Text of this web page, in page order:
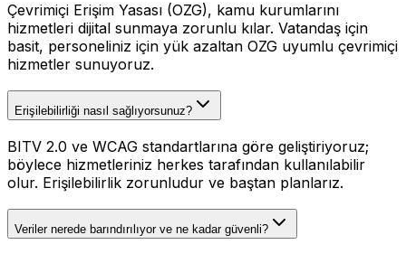
Çevrimiçi Erişim Yasası (OZG), kamu kurumlarını
hizmetleri dijital sunmaya zorunlu kılar. Vatandaş için
basit, personeliniz için yük azaltan OZG uyumlu çevrimiçi
hizmetler sunuyoruz.
Erişilebilirliği nasıl sağlıyorsunuz?
BITV 2.0 ve WCAG standartlarına göre geliştiriyoruz;
böylece hizmetleriniz herkes tarafından kullanılabilir
olur. Erişilebilirlik zorunludur ve baştan planlarız.
Veriler nerede barındırılıyor ve ne kadar güvenli?